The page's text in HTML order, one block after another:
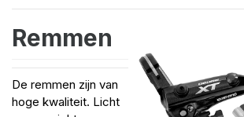
Remmen
De remmen zijn van
hoge kwaliteit. Licht